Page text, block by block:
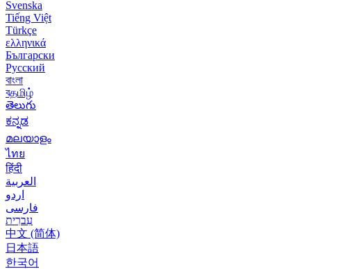
Svenska
Tiếng Việt
Türkçe
ελληνικά
Български
Русский
বাংলা
বதமிழ்
తెలుగు
ಕನ್ನಡ
മലയാളം
ไทย
हिंदी
العربية
اردو
فارسی
עִברִית
中文 (简体)
日本語
한국어